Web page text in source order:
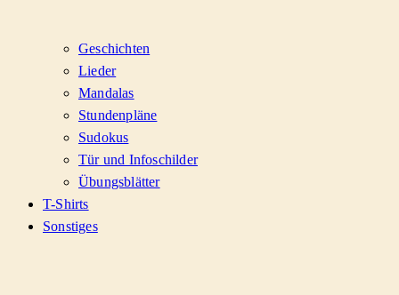
Geschichten
Lieder
Mandalas
Stundenpläne
Sudokus
Tür und Infoschilder
Übungsblätter
T-Shirts
Sonstiges